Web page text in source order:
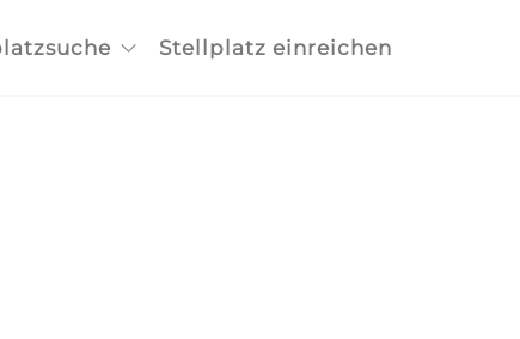
Stellplatz einreichen